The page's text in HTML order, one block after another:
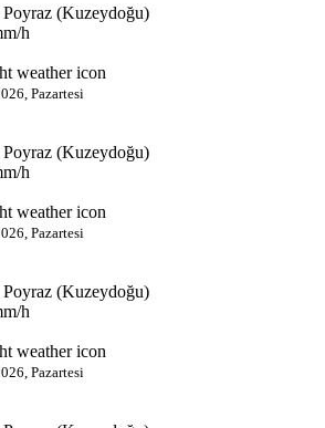
Poyraz (Kuzeydoğu)
h
Pazartesi
Poyraz (Kuzeydoğu)
h
Pazartesi
Poyraz (Kuzeydoğu)
h
Pazartesi